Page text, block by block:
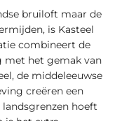
bruiloft maar de
is Kasteel
combineert de
met het gemak van
de middeleeuwse
creëren een
hoeft